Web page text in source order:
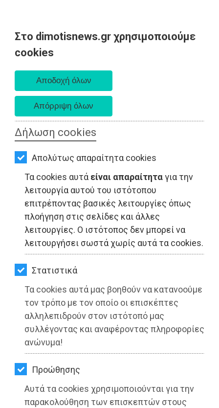
Στο dimotisnews.gr χρησιμοποιούμε
cookies
Δήλωση cookies
Απολύτως απαραίτητα cookies
Τα cookies αυτά είναι απαραίτηταγια την
λειτουργία αυτού του ιστότοπου
επιτρέποντας βασικές λειτουργίες όπως
πλοήγηση στις σελίδες και άλλες
λειτουργίες. Ο ιστότοπος δεν μπορεί να
λειτουργήσει σωστά χωρίς αυτά τα cookies.
Στατιστικά
Τα cookies αυτά μας βοηθούν να κατανοούμε
τον τρόπο με τον οποίο οι επισκέπτες
αλληλεπιδρούν στον ιστότοπό μας
συλλέγοντας και αναφέροντας πληροφορίες
ανώνυμα!
Προώθησης
Αυτά τα cookies χρησιμοποιούνται για την
παρακολούθηση των επισκεπτών στους
AΡΧΙΚΗ
ΕΙΔΗΣΕΙΣ
ΠΟΛΙΤΙΚΗ
ΤΟΠΙΚΗ
ΑΥΤΟΔΙΟΙΚΗΣΗ
ΟΙΚΟΝΟΜΙΑ
ΑΘΛΗΤΙΣΜΟΣ
ΠΟΛΙΤΙΣΜΟΣ
ΣΠΙΤΙ-
ΚΗΠΟΣ
ΥΓΕΙΑ
LIFESTYLE
ΤΑΞΙΔΙΑ
ΕΞΟΔΟΣ
ΠΕΡΙΒΑΛΛΟΝ
ΚΑΤΟΙΚΙΔΙΟ
ΑΓΓΕΛΙΕΣ
ΕΦΗΜΕΡΙΔΕΣ
ΠΟΛΙΤΙΚΗ - Μαραθώνας
Aνθρωπιστική βοήθεια στην
Ουκρανία από την Ο.Μ. Μαραθώνα
ΣΥΡΙΖΑ-Π.Σ.
Διαβάστηκε 3857 φορές